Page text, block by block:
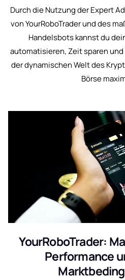
Durch die Nutzung der Expert
von YourRoboTrader und des
Handelsbots kannst du
automatisieren, Zeit sparen
der dynamischen Welt des
Börse
YourRoboTrader:
Performance